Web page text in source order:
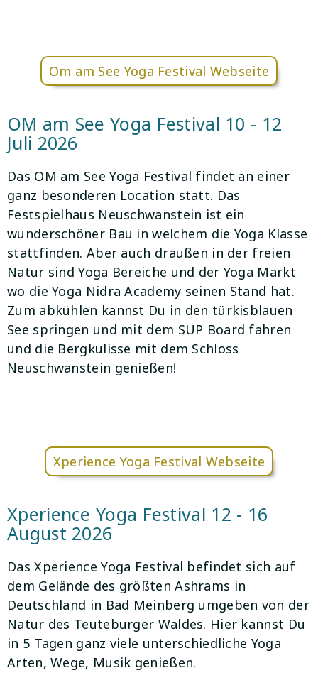
Om am See Yoga Festival Webseite
OM am See Yoga Festival 10 - 12
Juli 2026
Das OM am See Yoga Festival findet an einer
ganz besonderen Location statt. Das
Festspielhaus Neuschwanstein ist ein
wunderschöner Bau in welchem die Yoga Klasse
stattfinden. Aber auch draußen in der freien
Natur sind Yoga Bereiche und der Yoga Markt
wo die Yoga Nidra Academy seinen Stand hat.
Zum abkühlen kannst Du in den türkisblauen
See springen und mit dem SUP Board fahren
und die Bergkulisse mit dem Schloss
Neuschwanstein genießen!
Xperience Yoga Festival Webseite
Xperience Yoga Festival 12 - 16
August 2026
Das Xperience Yoga Festival befindet sich auf
dem Gelände des größten Ashrams in
Deutschland in Bad Meinberg umgeben von der
Natur des Teuteburger Waldes. Hier kannst Du
in 5 Tagen ganz viele unterschiedliche Yoga
Arten, Wege, Musik genießen.